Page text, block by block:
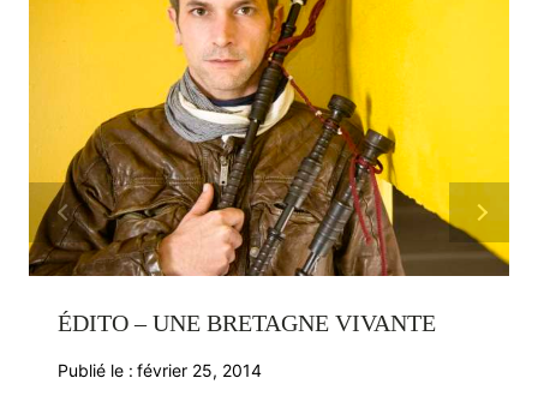
ÉDITO – UNE BRETAGNE VIVANTE
Publié le : février 25, 2014